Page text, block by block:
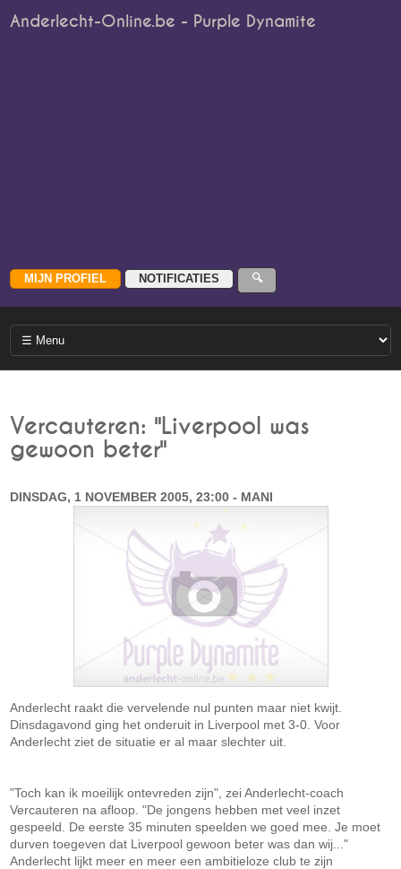
Anderlecht-Online.be - Purple Dynamite
Vercauteren: "Liverpool was
gewoon beter"
DINSDAG, 1 NOVEMBER 2005, 23:00 - MANI
Anderlecht raakt die vervelende nul punten maar niet kwijt.
Dinsdagavond ging het onderuit in Liverpool met 3-0. Voor
Anderlecht ziet de situatie er al maar slechter uit.
"Toch kan ik moeilijk ontevreden zijn", zei Anderlecht-coach
Vercauteren na afloop. "De jongens hebben met veel inzet
gespeeld. De eerste 35 minuten speelden we goed mee. Je moet
durven toegeven dat Liverpool gewoon beter was dan wij..."
Anderlecht lijkt meer en meer een ambitieloze club te zijn